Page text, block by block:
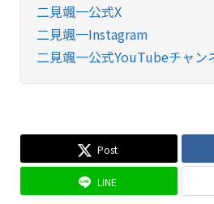
二見颯一公式X
二見颯一Instagram
二見颯一公式YouTubeチャン
Post
LINE